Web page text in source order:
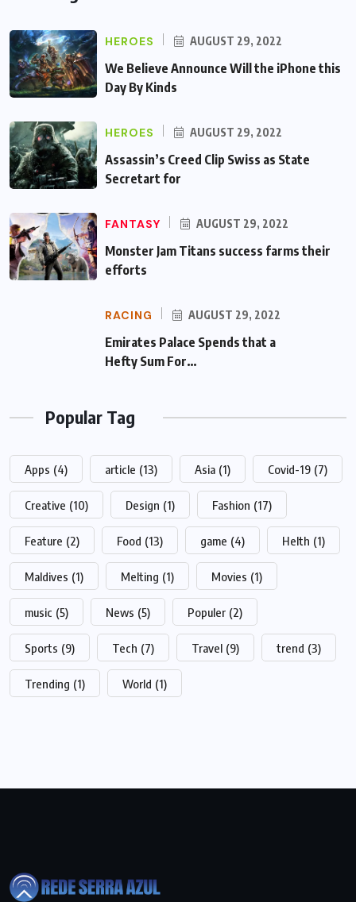
HEROES AUGUST 29, 2022
We Believe Announce Will the iPhone this
Day By Kinds
HEROES AUGUST 29, 2022
Assassin’s Creed Clip Swiss as State
Secretart for
FANTASY AUGUST 29, 2022
Monster Jam Titans success farms their
efforts
RACING AUGUST 29, 2022
Emirates Palace Spends that a Hefty Sum
For…
Popular Tag
Apps (4) article (13) Asia (1) Covid-19 (7)
Creative (10) Design (1) Fashion (17)
Feature (2) Food (13) game (4) Helth (1)
Maldives (1) Melting (1) Movies (1)
music (5) News (5) Populer (2)
Sports (9) Tech (7) Travel (9) trend (3)
Trending (1) World (1)